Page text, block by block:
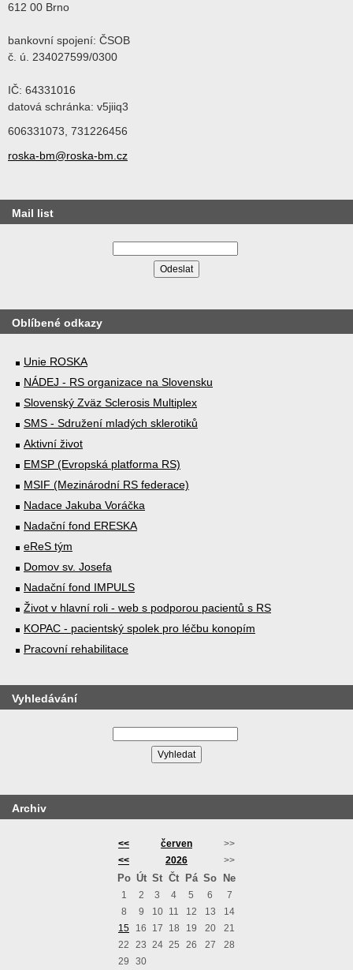
612 00 Brno
bankovní spojení: ČSOB
č. ú. 234027599/0300
IČ: 64331016
datová schránka: v5jiiq3
606331073, 731226456
roska-bm@roska-bm.cz
Mail list
Oblíbené odkazy
Unie ROSKA
NÁDEJ - RS organizace na Slovensku
Slovenský Zväz Sclerosis Multiplex
SMS - Sdružení mladých sklerotiků
Aktivní život
EMSP (Evropská platforma RS)
MSIF (Mezinárodní RS federace)
Nadace Jakuba Voráčka
Nadační fond ERESKA
eReS tým
Domov sv. Josefa
Nadační fond IMPULS
Život v hlavní roli - web s podporou pacientů s RS
KOPAC - pacientský spolek pro léčbu konopím
Pracovní rehabilitace
Vyhledávání
Archiv
<< červen
>>
<<
2026 >>
Po Út St Čt Pá So Ne
1 2 3 4 5 6
7
8
9 10 11 12 13
14
15
16 17 18 19 20
21
22
23 24 25 26 27
28
29
30